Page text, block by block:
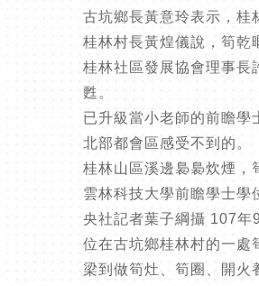
古坑鄉長黃意玲表示，桂
桂林村長黃煌儀說，筍乾
桂林社區發展協會理事長
甦。
已升級當小老師的前瞻學
北部都會區感受不到的。
桂林山區溪邊裊裊炊煙，
雲林科技大學前瞻學士學
央社記者葉子綱攝 107年
位在古坑鄉桂林村的一處
梁到做筍灶、筍圈、開